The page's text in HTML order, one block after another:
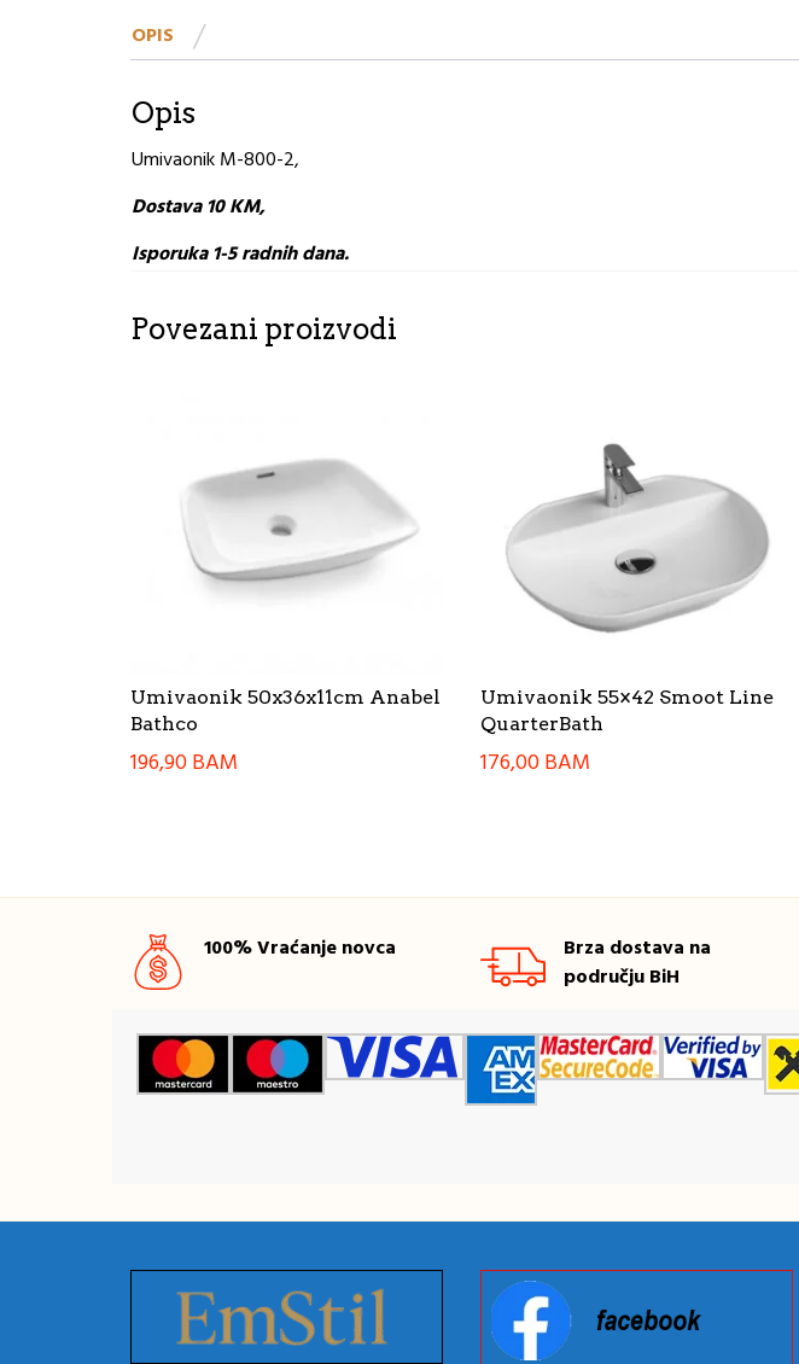
OPIS
Opis
Umivaonik M-800-2,
Dostava 10 KM,
Isporuka 1-5 radnih dana.
Povezani proizvodi
Umivaonik 50x36x11cm Anabel
Bathco
196,90BAM
Umivaonik 55×42 Smoot Line
QuarterBath
176,00BAM
100% Vraćanje novca
Brza dostava na
području BiH